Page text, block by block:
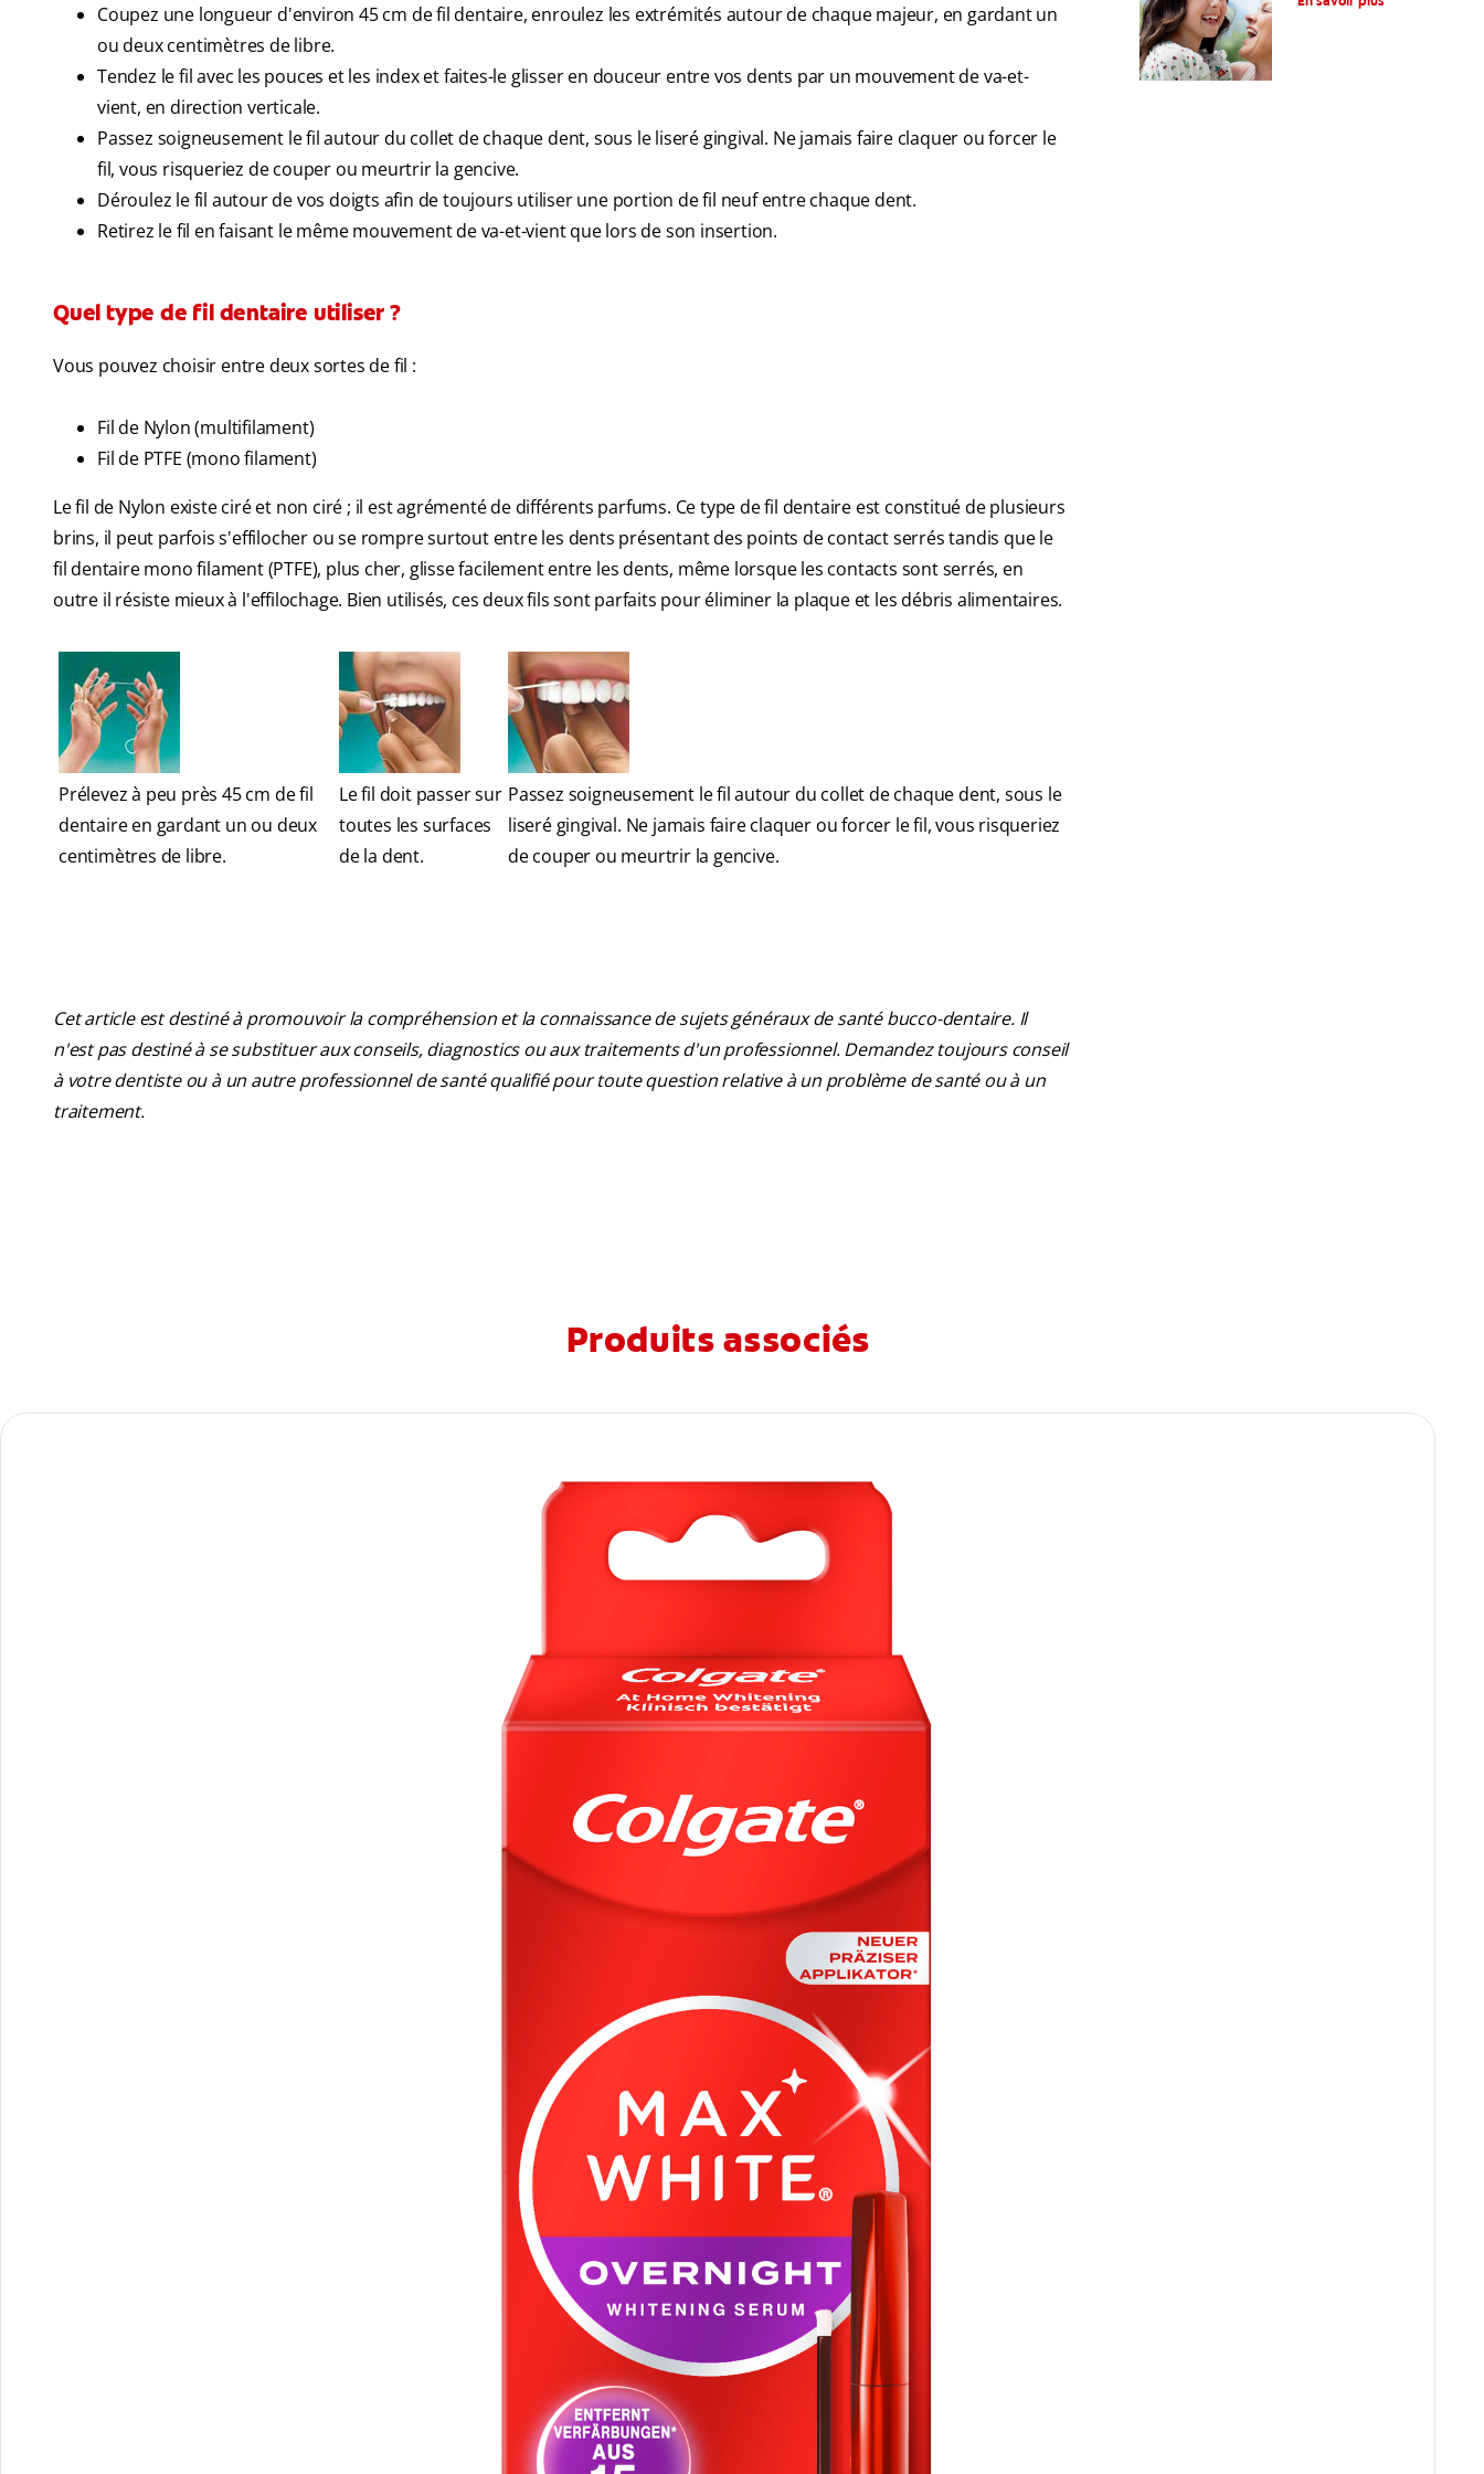
Coupez une longueur d'environ 45 cm de fil dentaire, enroulez les extrémités autour de chaque majeur, en gardant un
ou deux centimètres de libre.
Tendez le fil avec les pouces et les index et faites-le glisser en douceur entre vos dents par un mouvement de va-et-
vient, en direction verticale.
Passez soigneusement le fil autour du collet de chaque dent, sous le liseré gingival. Ne jamais faire claquer ou forcer le
fil, vous risqueriez de couper ou meurtrir la gencive.
Déroulez le fil autour de vos doigts afin de toujours utiliser une portion de fil neuf entre chaque dent.
Retirez le fil en faisant le même mouvement de va-et-vient que lors de son insertion.
Quel type de fil dentaire utiliser ?
Vous pouvez choisir entre deux sortes de fil :
Fil de Nylon (multifilament)
Fil de PTFE (mono filament)
Le fil de Nylon existe ciré et non ciré ; il est agrémenté de différents parfums. Ce type de fil dentaire est constitué de plusieurs
brins, il peut parfois s'effilocher ou se rompre surtout entre les dents présentant des points de contact serrés tandis que le
fil dentaire mono filament (PTFE), plus cher, glisse facilement entre les dents, même lorsque les contacts sont serrés, en
outre il résiste mieux à l'effilochage. Bien utilisés, ces deux fils sont parfaits pour éliminer la plaque et les débris alimentaires.
Prélevez à peu près 45 cm de fil
dentaire en gardant un ou deux
centimètres de libre.
Le fil doit passer sur
toutes les surfaces
de la dent.
Passez soigneusement le fil autour du collet de chaque dent, sous le
liseré gingival. Ne jamais faire claquer ou forcer le fil, vous risqueriez
de couper ou meurtrir la gencive.
Cet article est destiné à promouvoir la compréhension et la connaissance de sujets généraux de santé bucco-dentaire. Il
n'est pas destiné à se substituer aux conseils, diagnostics ou aux traitements d'un professionnel. Demandez toujours conseil
à votre dentiste ou à un autre professionnel de santé qualifié pour toute question relative à un problème de santé ou à un
traitement.
fonctionnement
Produits associés